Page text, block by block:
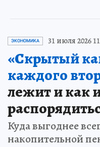
ЭКОНОМИКА 31 июля 2026
«Скрытый
каждого
лежит и как
Куда выгоднее
накопительной